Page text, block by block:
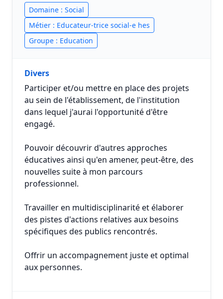
Domaine : Social
Métier : Educateur-trice social-e hes
Groupe : Education
Divers
Participer et/ou mettre en place des projets
au sein de l'établissement, de l'institution
dans lequel j'aurai l'opportunité d'être
engagé.
Pouvoir découvrir d'autres approches
éducatives ainsi qu'en amener, peut-être, des
nouvelles suite à mon parcours
professionnel.
Travailler en multidisciplinarité et élaborer
des pistes d'actions relatives aux besoins
spécifiques des publics rencontrés.
Offrir un accompagnement juste et optimal
aux personnes.